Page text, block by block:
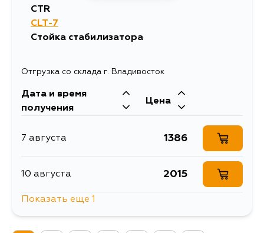
CTR
CLT-7
Стойка стабилизатора
Отгрузка со склада г. Владивосток
Дата и время
получения
Цена
7 августа 1386
10 августа 2015
Показать еще 1